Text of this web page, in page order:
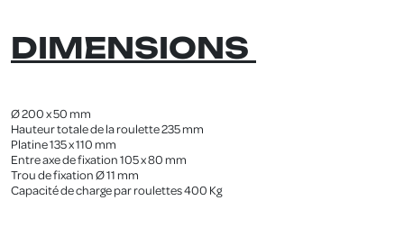
DIMENSIONS
Ø 200 x 50 mm
Hauteur totale de la roulette 235 mm
Platine 135 x 110 mm
Entre axe de fixation 105 x 80 mm
Trou de fixation Ø 11 mm
Capacité de charge par roulettes 400 Kg